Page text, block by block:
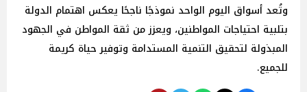
وتُعد أسواق اليوم الواحد نموذجًا ناجحًا يعكس اهتمام الدولة
بتلبية احتياجات المواطنين، ويعزز من ثقة المواطن في الجهود
المبذولة لتحقيق التنمية المستدامة وتوفير حياة كريمة
للجميع.